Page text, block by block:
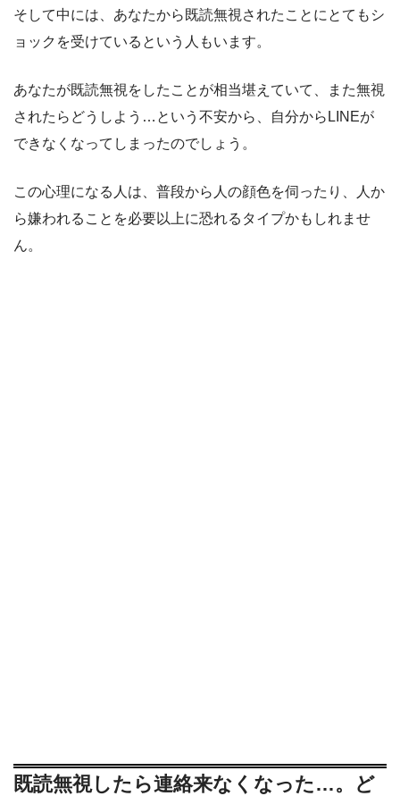
そして中には、あなたから既読無視されたことにとてもシ
ョックを受けているという人もいます。
あなたが既読無視をしたことが相当堪えていて、また無視
されたらどうしよう…という不安から、自分からLINEが
できなくなってしまったのでしょう。
この心理になる人は、普段から人の顔色を伺ったり、人か
ら嫌われることを必要以上に恐れるタイプかもしれませ
ん。
既読無視したら連絡来なくなった…。ど